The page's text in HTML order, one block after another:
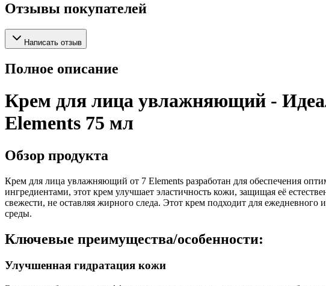
Отзывы покупателей
Написать отзыв
Полное описание
Крем для лица увлажняющий -
Elements 75 мл
Обзор продукта
Крем для лица увлажняющий от 7 Elements разработан для обеспечения
ингредиентами, этот крем улучшает эластичность кожи, защищая её
свежести, не оставляя жирного следа. Этот крем подходит для
среды.
Ключевые преимущества/особенности:
Улучшенная гидратация кожи